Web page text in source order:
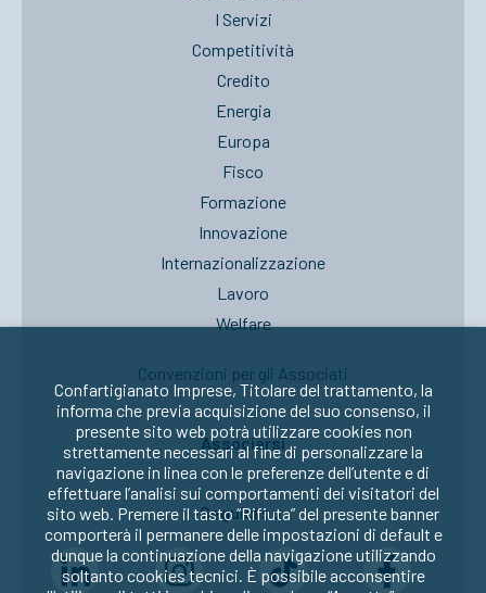
I Servizi
Competitività
Credito
Energia
Europa
Fisco
Formazione
Innovazione
Internazionalizzazione
Lavoro
Welfare
Convenzioni per gli Associati
Associarsi
Seguici su:
Confartigianato Imprese, Titolare del trattamento, la
informa che previa acquisizione del suo consenso, il
presente sito web potrà utilizzare cookies non
strettamente necessari al fine di personalizzare la
navigazione in linea con le preferenze dell’utente e di
effettuare l’analisi sui comportamenti dei visitatori del
sito web. Premere il tasto “Rifiuta” del presente banner
comporterà il permanere delle impostazioni di default e
dunque la continuazione della navigazione utilizzando
soltanto cookies tecnici. È possibile acconsentire